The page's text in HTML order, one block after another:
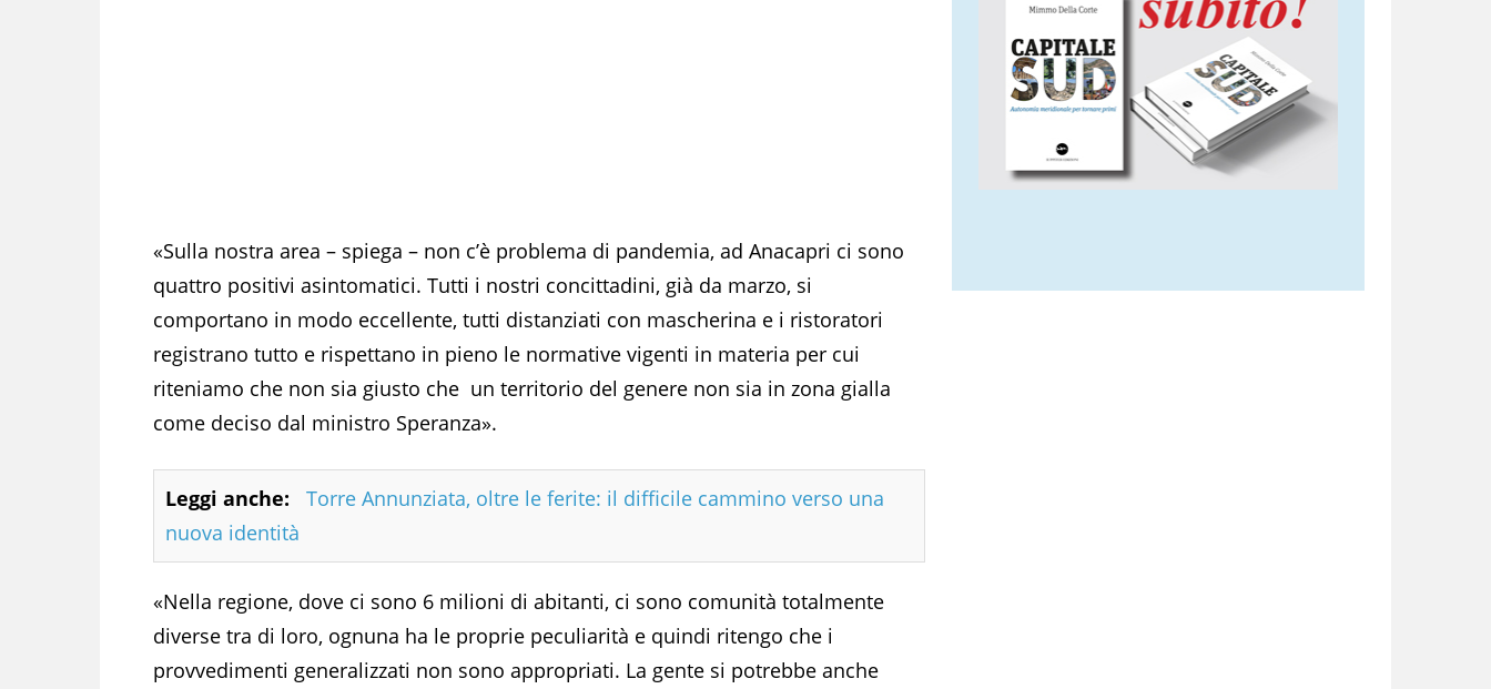
«Sulla nostra area – spiega – non c’è problema di pandemia, ad Anacapri ci sono
quattro positivi asintomatici. Tutti i nostri concittadini, già da marzo, si
comportano in modo eccellente, tutti distanziati con mascherina e i ristoratori
registrano tutto e rispettano in pieno le normative vigenti in materia per cui
riteniamo che non sia giusto che un territorio del genere non sia in zona gialla
come deciso dal ministro Speranza».
Leggi anche:
Torre Annunziata, oltre le ferite: il difficile cammino verso una
nuova identità
«Nella regione, dove ci sono 6 milioni di abitanti, ci sono comunità totalmente
diverse tra di loro, ognuna ha le proprie peculiarità e quindi ritengo che i
provvedimenti generalizzati non sono appropriati. La gente si potrebbe anche